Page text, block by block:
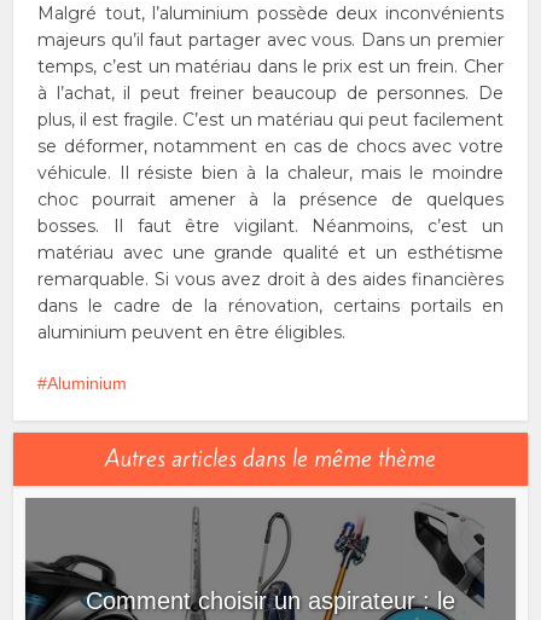
Malgré tout, l’aluminium possède deux inconvénients
majeurs qu’il faut partager avec vous. Dans un premier
temps, c’est un matériau dans le prix est un frein. Cher
à l’achat, il peut freiner beaucoup de personnes. De
plus, il est fragile. C’est un matériau qui peut facilement
se déformer, notamment en cas de chocs avec votre
véhicule. Il résiste bien à la chaleur, mais le moindre
choc pourrait amener à la présence de quelques
bosses. Il faut être vigilant. Néanmoins, c’est un
matériau avec une grande qualité et un esthétisme
remarquable. Si vous avez droit à des aides financières
dans le cadre de la rénovation, certains portails en
aluminium peuvent en être éligibles.
Aluminium
Autres articles dans le même thème
Comment choisir un aspirateur : le